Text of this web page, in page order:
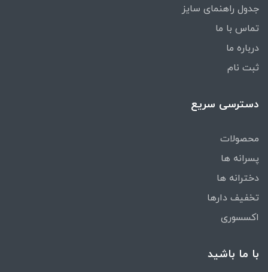
جدول راهنمای سایز
تماس با ما
درباره ما
ثبت نام
دسترسی سریع
محصولات
پسرانه ها
دخترانه ها
تخفیف دارها
اکسسوری
با ما باشید